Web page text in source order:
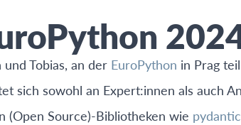
Tobias, an der EuroPython in Prag
sich sowohl an Expert:innen als auch
(Open Source)-Bibliotheken wie pydantic